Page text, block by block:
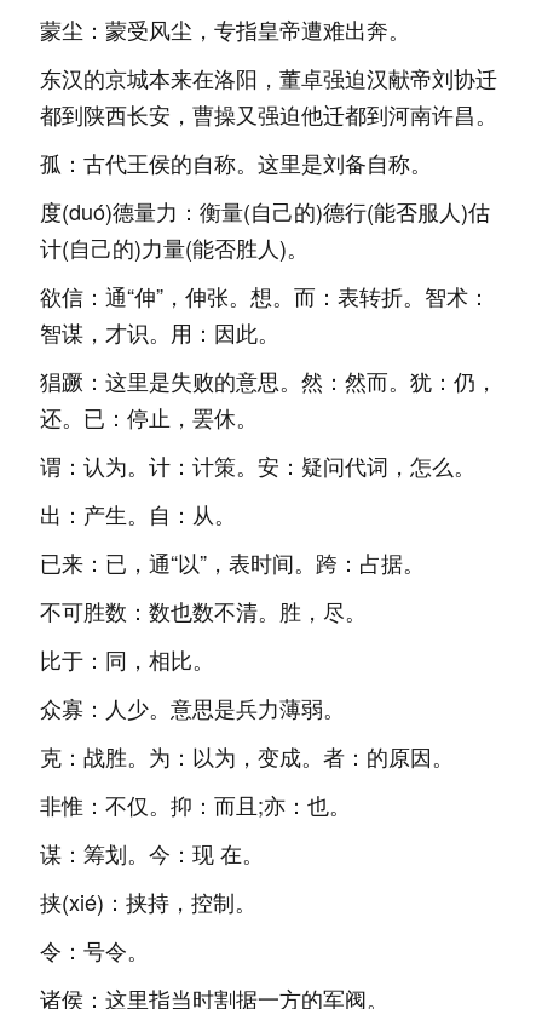
蒙尘：蒙受风尘，专指皇帝遭难出奔。
东汉的京城本来在洛阳，董卓强迫汉献帝刘协迁
都到陕西长安，曹操又强迫他迁都到河南许昌。
孤：古代王侯的自称。这里是刘备自称。
度(duó)德量力：衡量(自己的)德行(能否服人)估
计(自己的)力量(能否胜人)。
欲信：通“伸”，伸张。想。而：表转折。智术：
智谋，才识。用：因此。
猖蹶：这里是失败的意思。然：然而。犹：仍，
还。已：停止，罢休。
谓：认为。计：计策。安：疑问代词，怎么。
出：产生。自：从。
已来：已，通“以”，表时间。跨：占据。
不可胜数：数也数不清。胜，尽。
比于：同，相比。
众寡：人少。意思是兵力薄弱。
克：战胜。为：以为，变成。者：的原因。
非惟：不仅。抑：而且;亦：也。
谋：筹划。今：现 在。
挟(xié)：挟持，控制。
令：号令。
诸侯：这里指当时割据一方的军阀。